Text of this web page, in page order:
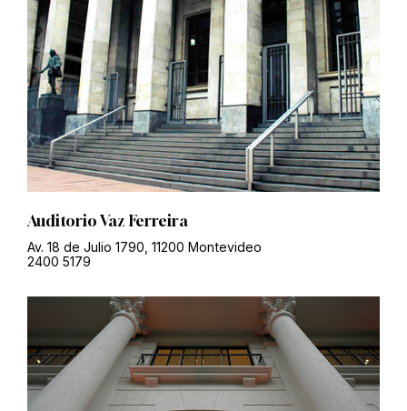
Auditorio Vaz Ferreira
Av. 18 de Julio 1790, 11200 Montevideo
2400 5179